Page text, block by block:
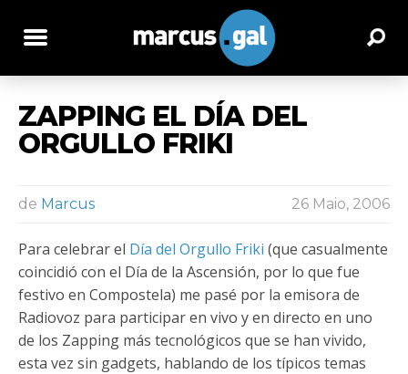
ZAPPING EL DÍA DEL
ORGULLO FRIKI
de Marcus 26 Maio, 2006
Para celebrar el Día del Orgullo Friki (que casualmente
coincidió con el Día de la Ascensión, por lo que fue
festivo en Compostela) me pasé por la emisora de
Radiovoz para participar en vivo y en directo en uno
de los Zapping más tecnológicos que se han vivido,
esta vez sin gadgets, hablando de los típicos temas